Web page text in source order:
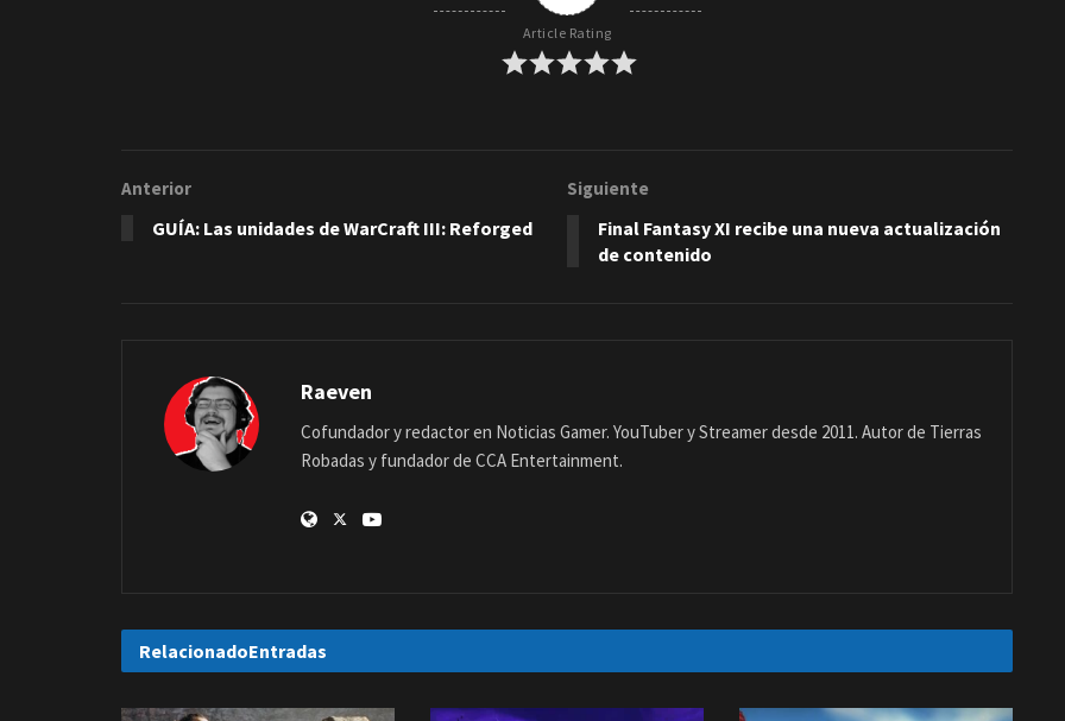
Article Rating
Anterior
GUÍA: Las unidades de WarCraft III: Reforged
Siguiente
Final Fantasy XI recibe una nueva actualización
de contenido
Raeven
Cofundador y redactor en Noticias Gamer. YouTuber y Streamer desde 2011. Autor de Tierras
Robadas y fundador de CCA Entertainment.
RelacionadoEntradas